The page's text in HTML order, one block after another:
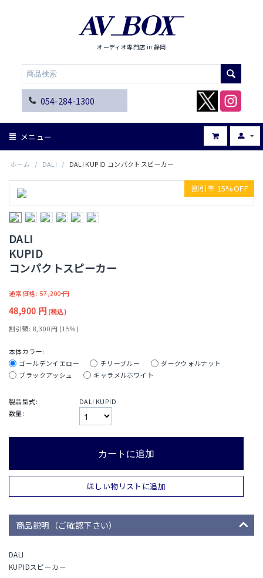
オーディオ専門店 in 静岡
054-284-1300
メニュー
ホーム / DALI / DALI KUPID コンパクトスピーカー
割引率 15%OFF
DALI
KUPID
コンパクトスピーカー
通常価格: 57,200 円
48,900 円 (税込)
割引額: 8,300円 (15%)
本体カラー:
ゴールデンイエロー
チリーブルー
ダークウォルナット
ブラックアッシュ
キャラメルホワイト
製品型式:
DALI KUPID
数量:
カートに追加
ほしい物リストに追加
商品説明（ご確認下さい）
DALI
KUPIDスピーカー